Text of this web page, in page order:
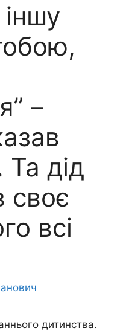
–
Та дід
своє
всі
дитинства.